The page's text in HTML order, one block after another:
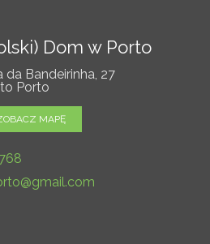
Dom w Porto
da Bandeirinha, 27
Porto
MAPĘ